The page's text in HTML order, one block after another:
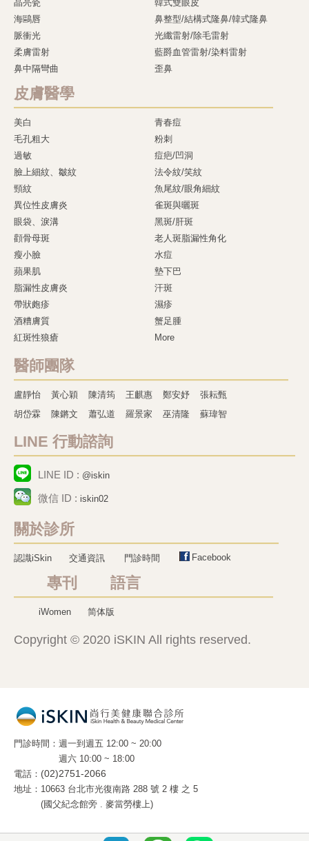
晶亮瓷
韓式雙眼皮
海鷗唇
鼻整型/結構式隆鼻/韓式隆鼻
脈衝光
光纖雷射/除毛雷射
柔膚雷射
藍爵血管雷射/染料雷射
鼻中隔彎曲
歪鼻
皮膚醫學
美白
青春痘
毛孔粗大
粉刺
過敏
痘疤/凹洞
臉上細紋、皺紋
法令紋/笑紋
頸紋
魚尾紋/眼角細紋
異位性皮膚炎
雀斑與曬斑
眼袋、淚溝
黑斑/肝斑
顴骨母斑
老人斑脂漏性角化
瘦小臉
水痘
蘋果肌
墊下巴
脂漏性皮膚炎
汗斑
帶狀皰疹
濕疹
酒糟膚質
蟹足腫
紅斑性狼瘡
More
醫師團隊
盧靜怡 黃心穎 陳清筠 王麒惠 鄭安妤
張耘甄
胡岱霖
陳鏘文 蕭弘道 羅景家 巫清隆 蘇瑋智
LINE 行動諮詢
LINE ID : @iskin
微信 ID : iskin02
關於診所
認識iSkin 交通資訊 門診時間 Facebook
專刊 語言
iWomen 简体版
Copyright © 2020 iSKIN All rights reserved.
門診時間
週一到週五 12:00 ~ 20:00
週六 10:00 ~ 18:00
電話
(02)2751-2066
地址
10663 台北市光復南路 288 號 2 樓 之 5
(國父紀念館旁 . 麥當勞樓上)